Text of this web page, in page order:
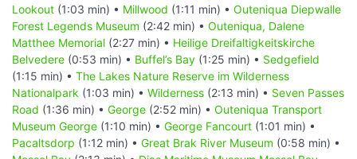
Lookout (1:03 min) • Millwood (1:11 min) • Outeniqua Diepwalle
Forest Legends Museum (2:42 min) • Outeniqua, Dalene
Matthee Memorial (2:27 min) • Heilige Dreifaltigkeitskirche
Belvedere (0:53 min) • Buffel’s Bay (1:25 min) • Sedgefield
(1:15 min) • The Lakes Nature Reserve im Wilderness
Nationalpark (1:03 min) • Wilderness (2:13 min) • Seven Passes
Road (1:36 min) • George (2:52 min) • Outeniqua Transport
Museum George (1:10 min) • George Fancourt (1:01 min) •
Pacaltsdorp (1:12 min) • Great Brak River Museum (0:58 min) •